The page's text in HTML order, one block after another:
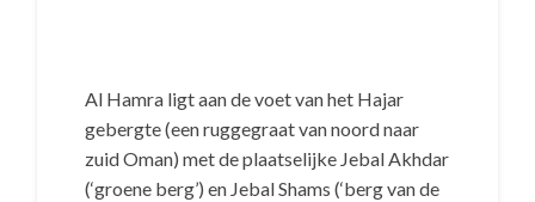
Al Hamra ligt aan de voet van het Hajar
gebergte (een ruggegraat van noord naar
zuid Oman) met de plaatselijke Jebal Akhdar
(‘groene berg’) en Jebal Shams (‘berg van de